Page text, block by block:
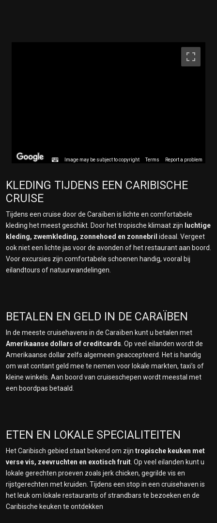
Image may be subject to copyright Terms Report a problem
KLEDING TIJDENS EEN CARIBISCHE
CRUISE
Tijdens een cruise door de Caraïben is lichte en comfortabele
kleding het meest geschikt. Door het tropische klimaat zijn luchtige
kleding, zwemkleding, zonnehoed en zonnebril ideaal. Vergeet
ook niet een lichte jas voor de avonden of het restaurant aan boord.
Voor excursies zijn comfortabele schoenen handig, vooral bij
eilandtours of natuurwandelingen.
BETALEN EN GELD IN DE CARAÏBEN
In de meeste cruisehavens in de Caraïben kunt u betalen met
Amerikaanse dollars of creditcards . Op veel eilanden wordt de
Amerikaanse dollar zelfs algemeen geaccepteerd. Het is handig
om wat contant geld mee te nemen voor lokale markten, taxi’s of
kleine winkels. Aan boord van cruiseschepen wordt meestal met
een boordpas betaald.
ETEN EN LOKALE SPECIALITEITEN
Het Caribisch gebied staat bekend om zijn tropische keuken met
verse vis, zeevruchten en exotisch fruit . Op veel eilanden kunt u
lokale gerechten proeven zoals jerk chicken, gegrilde vis en
rijstgerechten met kruiden. Tijdens een stop in een cruisehaven is
het leuk om lokale restaurants of strandbars te bezoeken en de
Caribische keuken te ontdekken